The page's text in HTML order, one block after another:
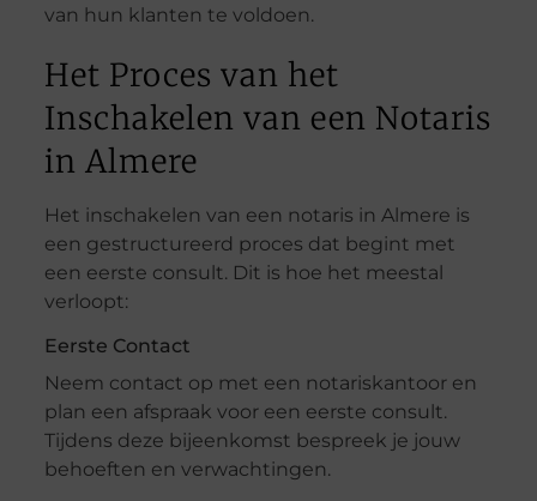
van hun klanten te voldoen.
Het Proces van het
Inschakelen van een Notaris
in Almere
Het inschakelen van een notaris in Almere is
een gestructureerd proces dat begint met
een eerste consult. Dit is hoe het meestal
verloopt:
Eerste Contact
Neem contact op met een notariskantoor en
plan een afspraak voor een eerste consult.
Tijdens deze bijeenkomst bespreek je jouw
behoeften en verwachtingen.